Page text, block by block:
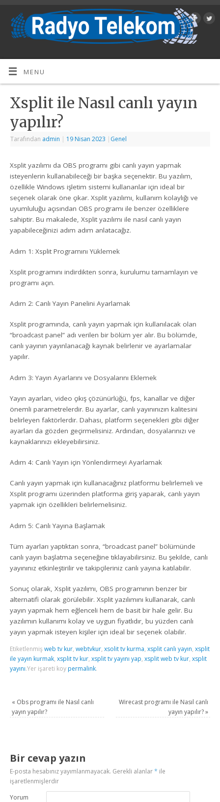
MENU
Xsplit ile Nasıl canlı yayın
yapılır?
Tarafından admin | 19 Nisan 2023 | Genel
Xsplit yazılımı da OBS programı gibi canlı yayın yapmak
isteyenlerin kullanabileceği bir başka seçenektir. Bu yazılım,
özellikle Windows işletim sistemi kullananlar için ideal bir
seçenek olarak öne çıkar. Xsplit yazılımı, kullanım kolaylığı ve
uyumluluğu açısından OBS programı ile benzer özelliklere
sahiptir. Bu makalede, Xsplit yazılımı ile nasıl canlı yayın
yapabileceğinizi adım adım anlatacağız.
Adım 1: Xsplit Programını Yüklemek
Xsplit programını indirdikten sonra, kurulumu tamamlayın ve
programı açın.
Adım 2: Canlı Yayın Panelini Ayarlamak
Xsplit programında, canlı yayın yapmak için kullanılacak olan
“broadcast panel” adı verilen bir bölüm yer alır. Bu bölümde,
canlı yayının yayınlanacağı kaynak belirlenir ve ayarlamalar
yapılır.
Adım 3: Yayın Ayarlarını ve Dosyalarını Eklemek
Yayın ayarları, video çıkış çözünürlüğü, fps, kanallar ve diğer
önemli parametrelerdir. Bu ayarlar, canlı yayınınızın kalitesini
belirleyen faktörlerdir. Dahası, platform seçenekleri gibi diğer
ayarları da gözden geçirmelisiniz. Ardından, dosyalarınızı ve
kaynaklarınızı ekleyebilirsiniz.
Adım 4: Canlı Yayın için Yönlendirmeyi Ayarlamak
Canlı yayın yapmak için kullanacağınız platformu belirlemeli ve
Xsplit programı üzerinden platforma giriş yaparak, canlı yayın
yapmak için özellikleri belirlemelisiniz.
Adım 5: Canlı Yayına Başlamak
Tüm ayarları yaptıktan sonra, “broadcast panel” bölümünde
canlı yayın başlatma seçeneğine tıklayabilirsiniz. Bu şekilde, canlı
yayınınız etkinleştirilir ve takipçileriniz canlı yayına katılabilir.
Sonuç olarak, Xsplit yazılımı, OBS programının benzer bir
alternatifi olarak görülebilir. Xsplit yazılımını kullanarak, canlı
yayın yapmak hem eğlenceli hem de basit bir hale gelir. Bu
yazılımın kullanımı kolay ve uygun fiyatlıdır, bu yüzden canlı
yayın yapmak isteyen kişiler için ideal bir seçenek olabilir.
Etiketlenmişweb tv kur,webtvkur,xsolit tv kurma,xsplit canlı yayın,xsplit
ile yayın kurmak,xsplit tv kur,xsplit tv yayını yap,xsplit web tv kur,xsplit
yayını.Yer işareti koy permalink.
« Obs programı ile Nasıl canlı
yayın yapılır?
Wirecast programı ile Nasıl canlı
yayın yapılır?»
Bir cevap yazın
E-posta hesabınız yayımlanmayacak. Gerekli alanlar* ile
işaretlenmişlerdir
Yorum